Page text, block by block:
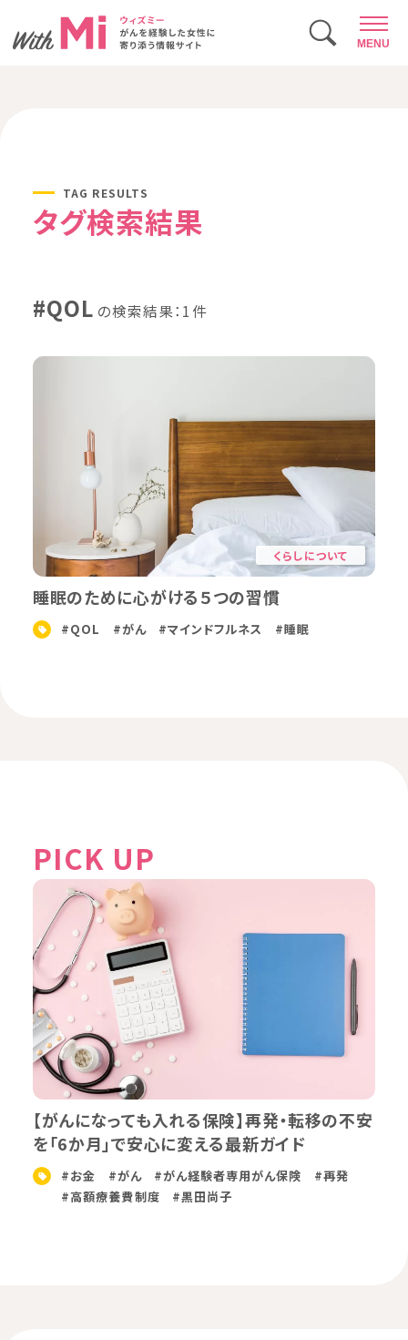
MENU
TAG RESULTS
タグ検索結果
#QOL の検索結果：1件
くらしについて
睡眠のために心がける５つの習慣
#QOL #がん #マインドフルネス #睡眠
PICK UP
【がんになっても入れる保険】再発・転移の不安
を「6か月」で安心に変える最新ガイド
#お金 #がん #がん経験者専用がん保険
#再発
#高額療養費制度
#黒田尚子